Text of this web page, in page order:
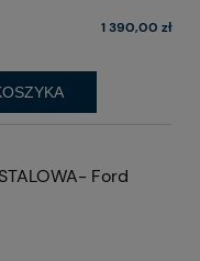
1 390,00 zł
Ford